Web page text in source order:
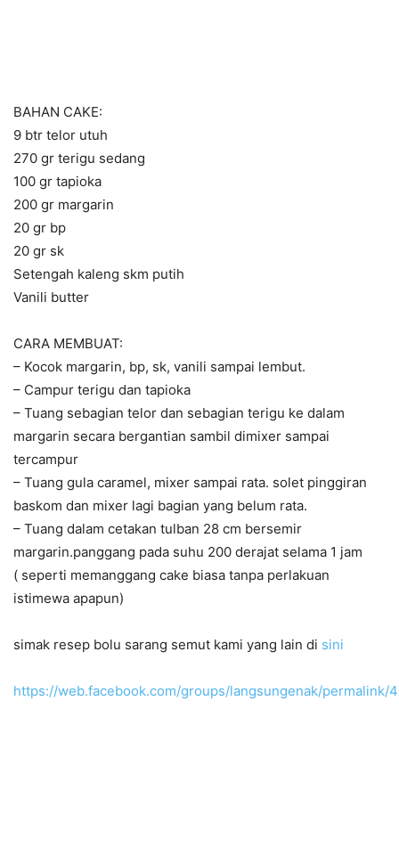
BAHAN CAKE:
9 btr telor utuh
270 gr terigu sedang
100 gr tapioka
200 gr margarin
20 gr bp
20 gr sk
Setengah kaleng skm putih
Vanili butter
CARA MEMBUAT:
– Kocok margarin, bp, sk, vanili sampai lembut.
– Campur terigu dan tapioka
– Tuang sebagian telor dan sebagian terigu ke dalam
margarin secara bergantian sambil dimixer sampai
tercampur
– Tuang gula caramel, mixer sampai rata. solet pinggiran
baskom dan mixer lagi bagian yang belum rata.
– Tuang dalam cetakan tulban 28 cm bersemir
margarin.panggang pada suhu 200 derajat selama 1 jam
( seperti memanggang cake biasa tanpa perlakuan
istimewa apapun)
simak resep bolu sarang semut kami yang lain di sini
https://web.facebook.com/groups/langsungenak/permalink/